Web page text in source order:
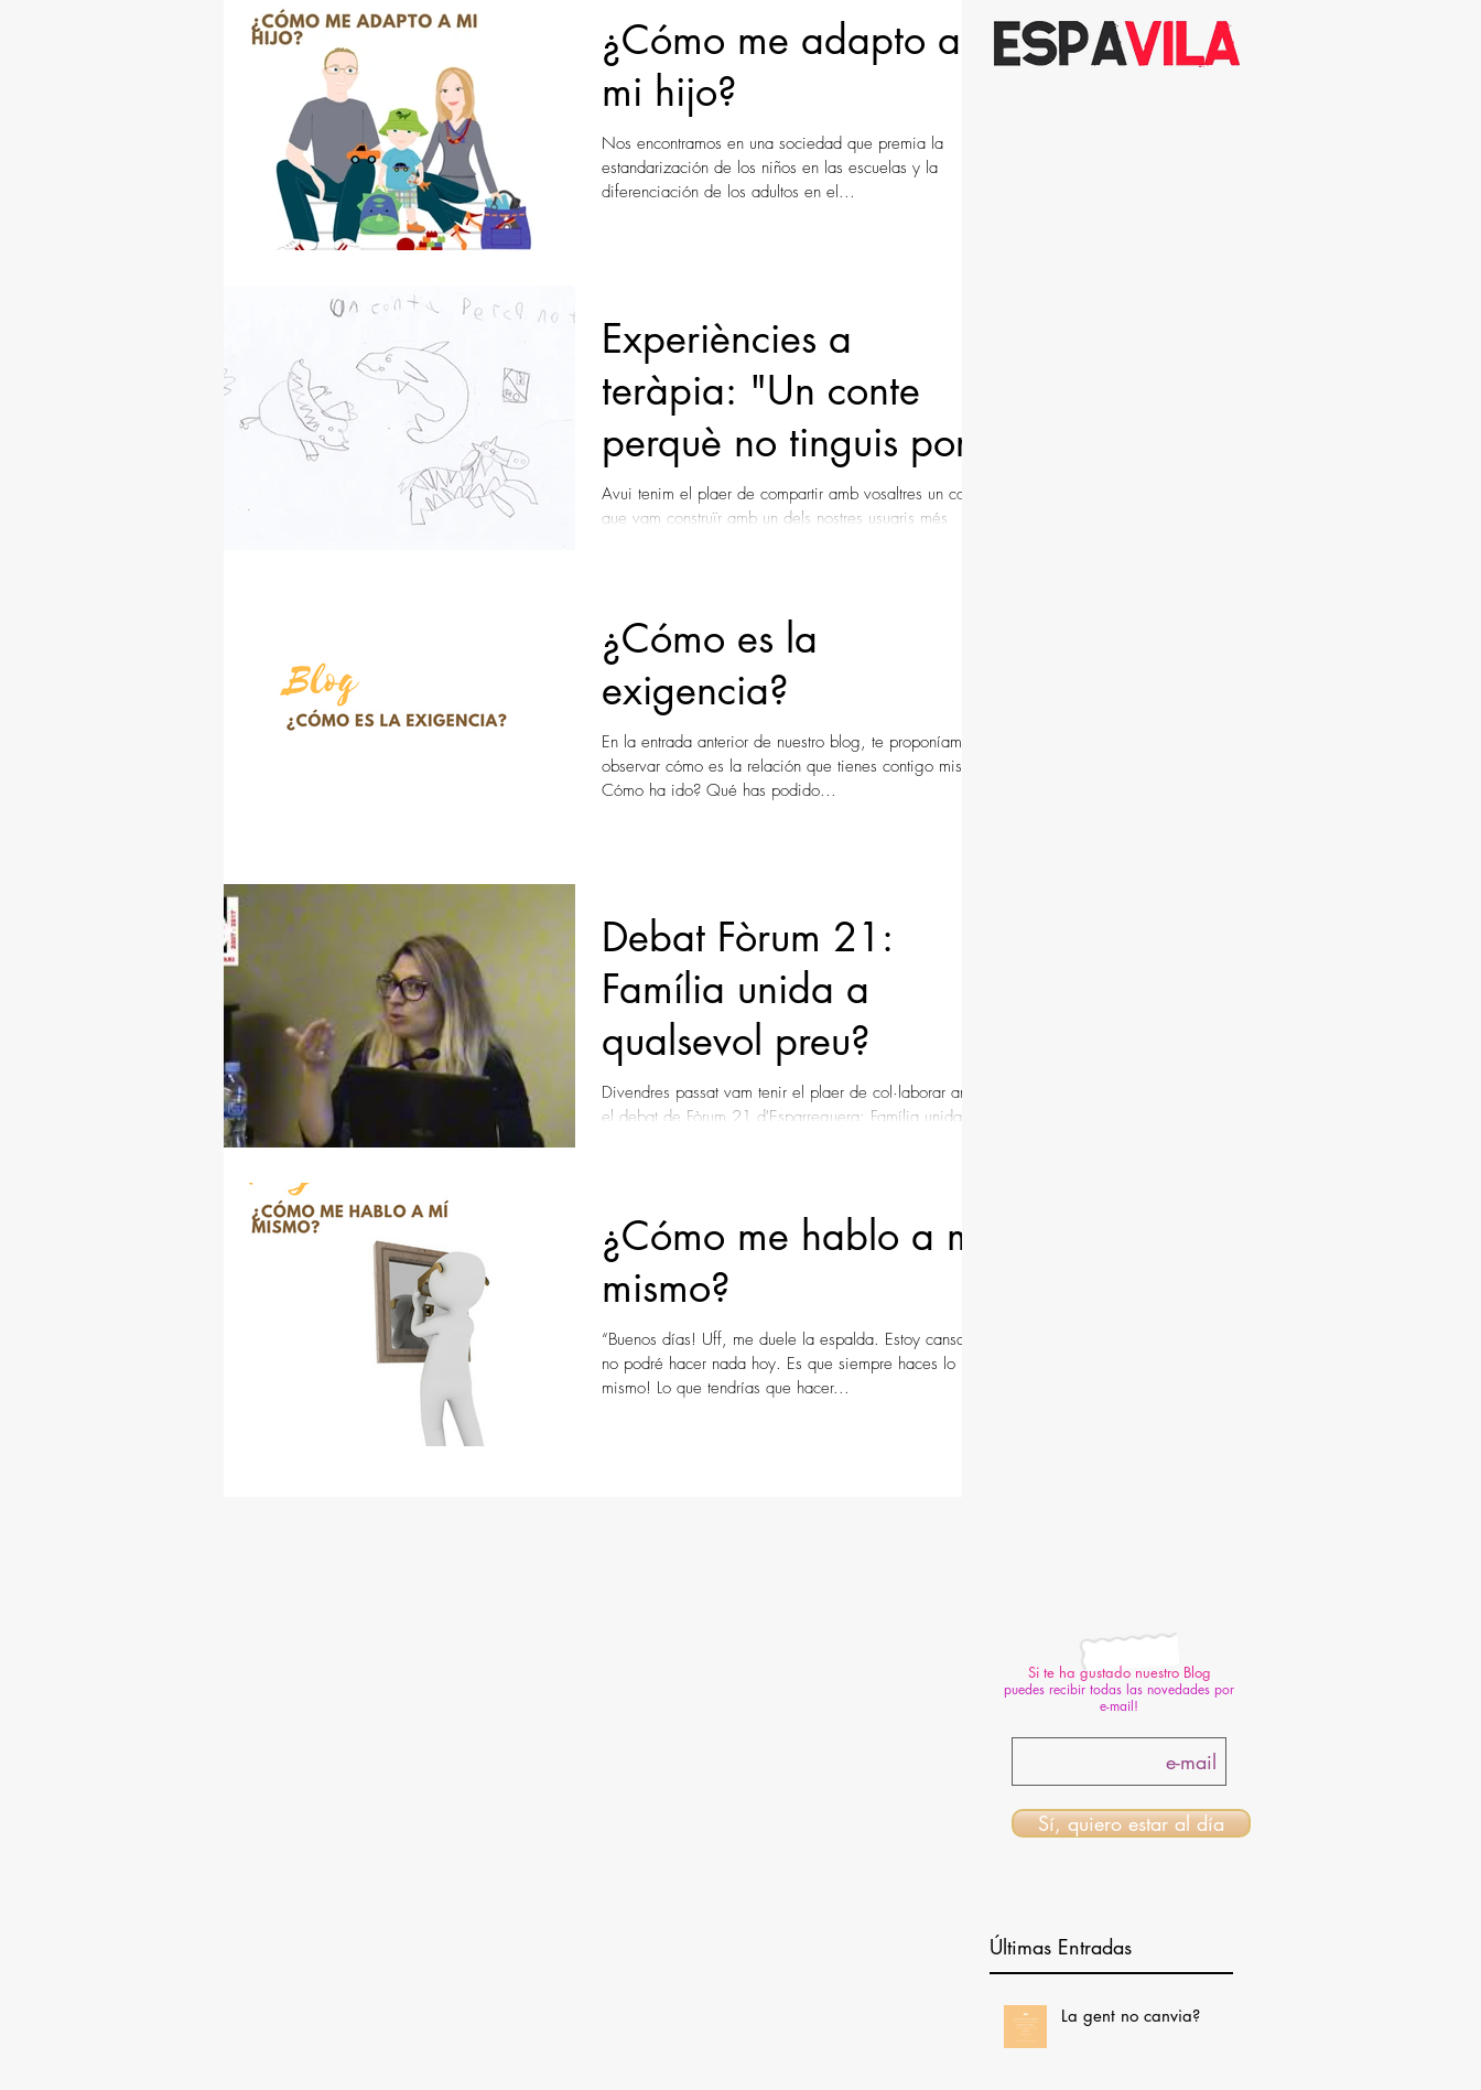
¿Cómo me adapto a
mi hijo?
Nos encontramos en una sociedad que premia la
estandarización de los niños en las escuelas y la
diferenciación de los adultos en el...
Experiències a
teràpia: "Un conte
perquè no tinguis por"
Avui tenim el plaer de compartir amb vosaltres un conte
que vam construïr amb un dels nostres usuaris més
¿Cómo es la
exigencia?
En la entrada anterior de nuestro blog, te proponíamos
observar cómo es la relación que tienes contigo mismo.
Cómo ha ido? Qué has podido...
Debat Fòrum 21:
Família unida a
qualsevol preu?
Divendres passat vam tenir el plaer de col·laborar amb
el debat de Fòrum 21 d'Esparreguera: Família unida a
¿Cómo me hablo a mí
mismo?
“Buenos días! Uff, me duele la espalda. Estoy cansada,
no podré hacer nada hoy. Es que siempre haces lo
mismo! Lo que tendrías que hacer...
Si te ha gustado nuestro Blog
puedes recibir todas las novedades por
e-mail!
Sí, quiero estar al día
Últimas Entradas
La gent no canvia?